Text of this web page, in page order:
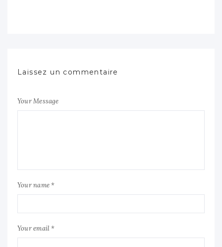
Laissez un commentaire
Your Message
Your name *
Your email *